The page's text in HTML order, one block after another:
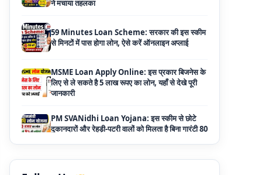
लिए से ले सकते है 5 लाख रूपए का लोन, यहाँ से देखे पूरी
जानकारी
PM SVANidhi Loan Yojana: इस स्कीम से छोटे
दुकानदारों और रेहड़ी-पटरी वालों को मिलता है बिना गारंटी 80
हजार का लोन, मिलेगी 9% की सब्सिडी
Haryana Self Help Group Loan 2026: स्वयं
सहायता समूह महिलाओं को मिल रहा है ₹10 लाख तक का
Bakri Palan Loan Online Apply: अब बकरी
पालन योजना के तहत ले सकते है 5 लाख तक का लोन,